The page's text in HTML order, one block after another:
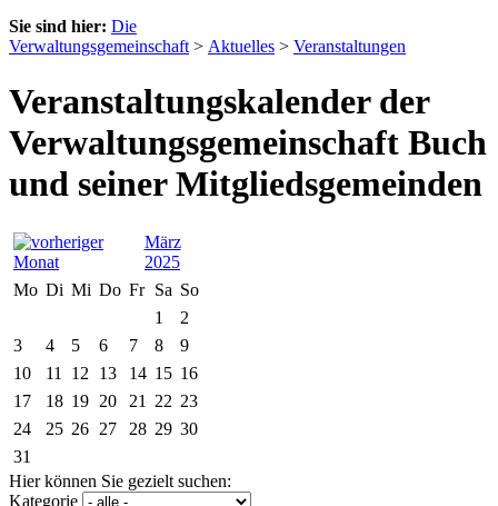
Sie sind hier: Die
Verwaltungsgemeinschaft > Aktuelles > Veranstaltungen
Veranstaltungskalender der
Verwaltungsgemeinschaft Buch
und seiner Mitgliedsgemeinden
März
2025
Mo Di Mi Do Fr Sa So
1
2
3
4 5 6 7 8
9
10
11 12 13 14 15 16
17
18 19 20 21 22 23
24
25 26 27 28 29 30
31
Hier können Sie gezielt suchen:
Kategorie